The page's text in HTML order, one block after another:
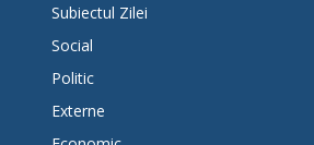
Subiectul Zilei
Social
Politic
Externe